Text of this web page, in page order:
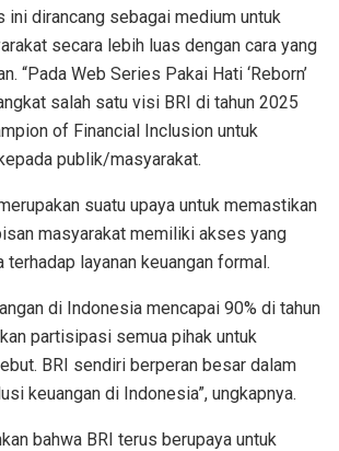
ini dirancang sebagai medium untuk
secara lebih luas dengan cara yang
“Pada Web Series Pakai Hati ‘Reborn’
salah satu visi BRI di tahun 2025
of Financial Inclusion untuk
publik/masyarakat.
suatu upaya untuk memastikan
masyarakat memiliki akses yang
terhadap layanan keuangan formal.
di Indonesia mencapai 90% di tahun
partisipasi semua pihak untuk
BRI sendiri berperan besar dalam
keuangan di Indonesia”, ungkapnya.
bahwa BRI terus berupaya untuk